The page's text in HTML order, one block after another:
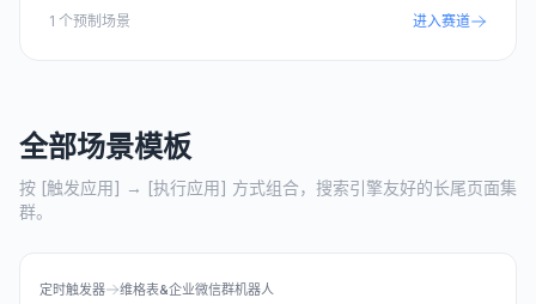
1 个预制场景 进入赛道
全部场景模板
按 [触发应用] → [执行应用] 方式组合，搜索引擎友好的长尾页面集
群。
定时触发器 维格表&企业微信群机器人